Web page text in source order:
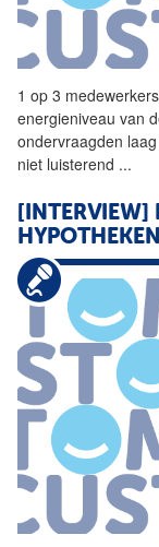
1 op 3
energieniveau van
ondervraagden
niet luisterend ...
[INTERVIEW]
HYPOTHEKEN